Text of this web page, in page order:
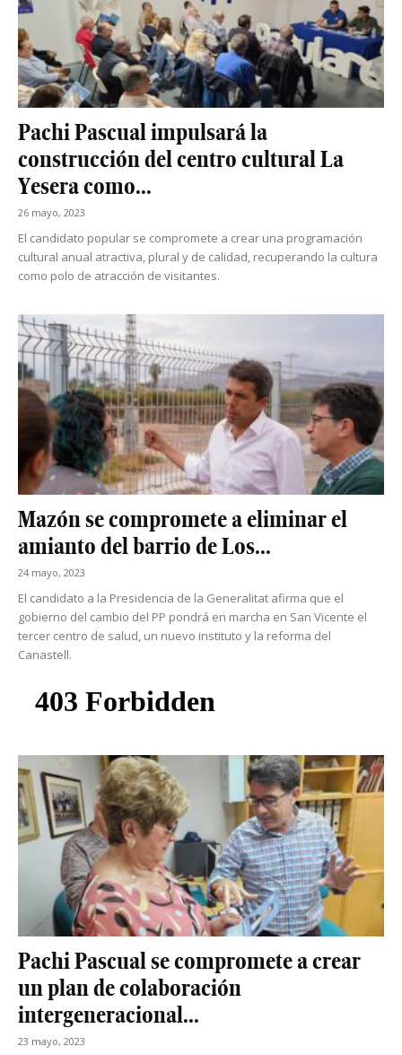
Pachi Pascual impulsará la
construcción del centro cultural La
Yesera como...
26 mayo, 2023
El candidato popular se compromete a crear una programación
cultural anual atractiva, plural y de calidad, recuperando la cultura
como polo de atracción de visitantes.
Mazón se compromete a eliminar el
amianto del barrio de Los...
24 mayo, 2023
El candidato a la Presidencia de la Generalitat afirma que el
gobierno del cambio del PP pondrá en marcha en San Vicente el
tercer centro de salud, un nuevo instituto y la reforma del
Canastell.
Pachi Pascual se compromete a crear
un plan de colaboración
intergeneracional...
23 mayo, 2023